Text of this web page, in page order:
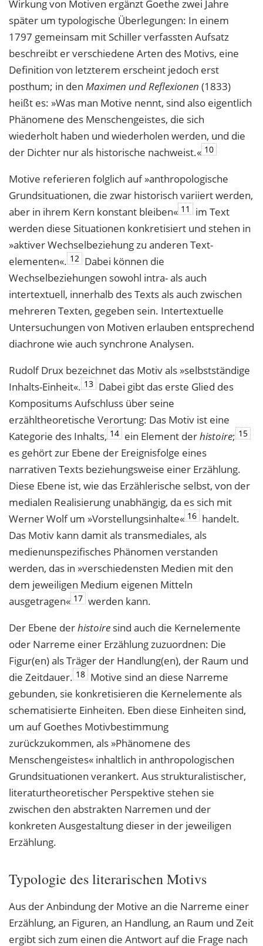
Wirkung von Motiven ergänzt Goethe zwei Jahre
später um typologische Überlegungen: In einem
1797 gemeinsam mit Schiller verfassten Aufsatz
beschreibt er verschiedene Arten des Motivs, eine
Definition von letzterem erscheint jedoch erst
posthum; in den Maximen und Reflexionen (1833)
heißt es: »Was man Motive nennt, sind also eigentlich
Phänomene des Menschengeistes, die sich
wiederholt haben und wiederholen werden, und die
der Dichter nur als historische nachweist.« 10
Motive referieren folglich auf »anthropologische
Grundsituationen, die zwar histo­risch variiert werden,
aber in ihrem Kern konstant bleiben« 11
im Text
werden diese Situationen konkretisiert und stehen in
»aktiver Wechselbeziehung zu anderen Text­
elementen«. 12 Dabei können die
Wechselbeziehungen sowohl intra- als auch
intertextuell, innerhalb des Texts als auch zwischen
mehreren Texten, gegeben sein. Intertextuelle
Untersuchungen von Motiven erlauben entsprechend
diachrone wie auch synchrone Analysen.
Rudolf Drux bezeichnet das Motiv als »selbstständige
Inhalts-Einheit«. 13 Dabei gibt das erste Glied des
Kompositums Aufschluss über seine
erzähltheoretische Verortung: Das Motiv ist eine
Kategorie des Inhalts, 14 ein Element derhistoire; 15
es gehört zur Ebene der Ereignisfolge eines
narrativen Texts beziehungsweise einer Erzählung.
Diese Ebene ist, wie das Erzählerische selbst, von der
medialen Realisierung unabhängig, da es sich mit
Werner Wolf um »Vorstellungsinhalte« 16 handelt.
Das Motiv kann damit als transmediales, als
medienunspezifisches Phänomen verstanden
werden, das in »verschiedensten Medien mit den
dem jeweiligen Medium eigenen Mitteln
ausgetragen« 17 werden kann.
Der Ebene derhistoire sind auch die Kernelemente
oder Narreme einer Erzählung zuzuordnen: Die
Figur(en) als Träger der Handlung(en), der Raum und
die Zeitdauer. 18 Motive sind an diese Narreme
gebunden, sie konkretisieren die Kernelemente als
schematisierte Einheiten. Eben diese Einheiten sind,
um auf Goethes Motivbestimmung
zurückzukommen, als »Phänomene des
Menschengeistes« inhaltlich in anthropologischen
Grundsituationen verankert. Aus strukturalistischer,
literaturtheoretischer Perspektive stehen sie
zwischen den abstrakten Narremen und der
konkreten Ausgestaltung dieser in der jeweiligen
Erzählung.
Typologie des literarischen Motivs
Aus der Anbindung der Motive an die Narreme einer
Erzählung, an Figuren, an Handlung, an Raum und Zeit
ergibt sich zum einen die Antwort auf die Frage nach